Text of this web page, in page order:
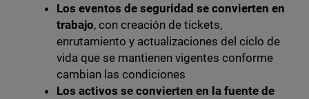
Los eventos de seguridad se convierten en
trabajo, con creación de tickets,
enrutamiento y actualizaciones del ciclo de
vida que se mantienen vigentes conforme
cambian las condiciones
Los activos se convierten en la fuente de